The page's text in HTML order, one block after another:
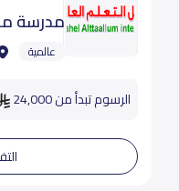
مدرسة
عالمية
الرسوم تبدأ من 24,000